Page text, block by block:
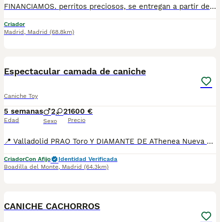
FINANCIAMOS. perritos preciosos, se entregan a partir de 2 meses y medio de edad, con mínimo 2 vacunas y 2 desparasitaciones. Se entregan con garantía vírica y genética. Con el microchip, su cartilla oficial, contrato de compra y factura. Compra responsablemente en un criador especializado, oficial y homologado con núcleo zoológico. Llámanos para más información. Los precios varían en función de la raza, edad, color y línea del cachorros
Criador
Madrid , Madrid (68.8km)
Espectacular camada de caniche
Caniche Toy
5 semanas
Edad
2 2
Sexo
1600 €
Precio
📍 Valladolid PRAO Toro Y DIAMANTE DE AThenea Nueva camada disponible de caniches Machos y hembras disponibles Criados en ambiente familiar y socializados desde el primer momento , cuentan con una morfología estupenda, y una gran caracter Se entregan con Dos meses Dos vacunas Cartilla de vacunación Desparasitaciones Revisión veterinaria Garantias por escrito Posibilidad de chip y pasaporte Posibilidad de transporte No te quedes sin una de estas maravillas Información ☎️ reservas 34 635 87 39 14
CriadorCon Afijo
Identidad Verificada
Boadilla del Monte, Madrid (64.3km)
CANICHE CACHORROS